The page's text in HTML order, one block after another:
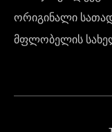
ორიგინალი
მფლობელის